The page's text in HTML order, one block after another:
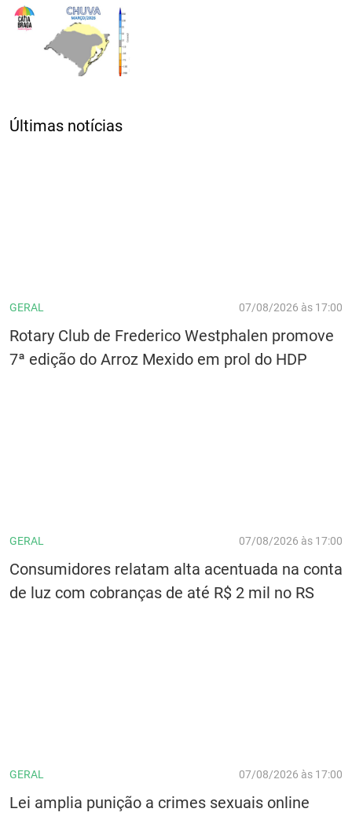
Últimas notícias
GERAL 07/08/2026 às 17:00
Rotary Club de Frederico Westphalen promove
7ª edição do Arroz Mexido em prol do HDP
GERAL 07/08/2026 às 17:00
Consumidores relatam alta acentuada na conta
de luz com cobranças de até R$ 2 mil no RS
GERAL 07/08/2026 às 17:00
Lei amplia punição a crimes sexuais online